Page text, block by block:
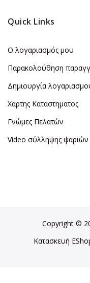
Quick Links
Ο λογαριασμός μου
Παρακολούθηση
Δημιουργία
Χαρτης Καταστηματος
Γνώμες Πελατών
Video σύλληψης ψαριών
Copyright ©
Κατασκευή